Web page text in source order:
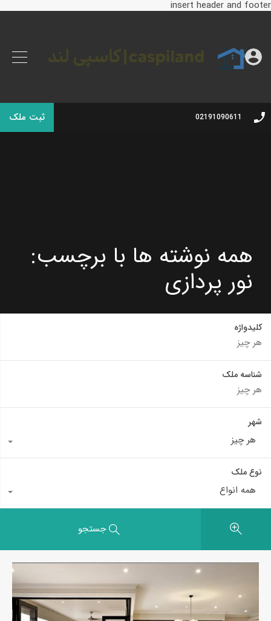
insert header and footer
02191090611 ثبت ملک
همه نوشته ها با برچسب:
نور پردازی
کلیدواژه
شناسه ملک
شهر
هر چیز
نوع ملک
همه انواع
جستجو